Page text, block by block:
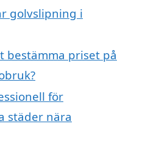
golvslipning i
bestämma priset på
för
städer nära